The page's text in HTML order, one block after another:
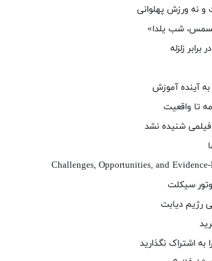
و نه ورزش پهلوانی
شب یلدا»
برابر زلزله
آینده آموزش
تا واقعیت
شنیده نشد
Challenges, Opportunities, and
سیکلت
رژیم دیابت
به اشتراک نگذارید